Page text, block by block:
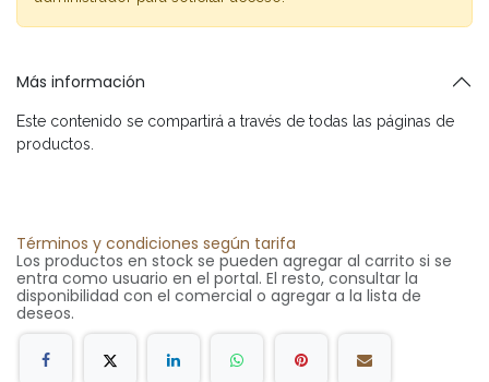
Más información
Este contenido se compartirá a través de todas las páginas de
productos.
Términos y condiciones según tarifa
Los productos en stock se pueden agregar al carrito si se
entra como usuario en el portal. El resto, consultar la
disponibilidad con el comercial o agregar a la lista de
deseos.